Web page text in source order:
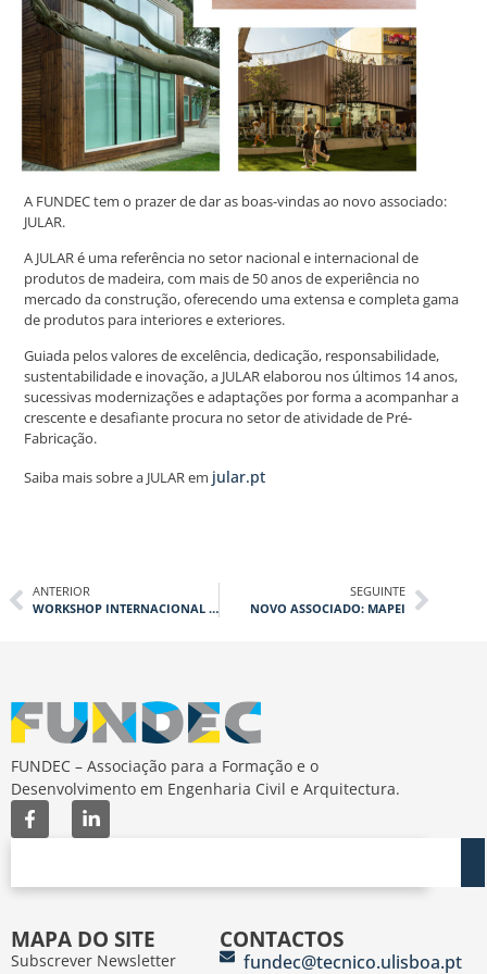
A FUNDEC tem o prazer de dar as boas-vindas ao novo associado:
JULAR.
A JULAR é uma referência no setor nacional e internacional de
produtos de madeira, com mais de 50 anos de experiência no
mercado da construção, oferecendo uma extensa e completa gama
de produtos para interiores e exteriores.
Guiada pelos valores de excelência, dedicação, responsabilidade,
sustentabilidade e inovação, a JULAR elaborou nos últimos 14 anos,
sucessivas modernizações e adaptações por forma a acompanhar a
crescente e desafiante procura no setor de atividade de Pré-
Fabricação.
Saiba mais sobre a JULAR em jular.pt
ANTERIOR
WORKSHOP INTERNACIONAL EM DESENHO URBANO
SEGUINTE
NOVO ASSOCIADO: MAPEI
FUNDEC – Associação para a Formação e o
Desenvolvimento em Engenharia Civil e Arquitectura.
MAPA DO SITE
Subscrever Newsletter
CONTACTOS
fundec@tecnico.ulisboa.pt